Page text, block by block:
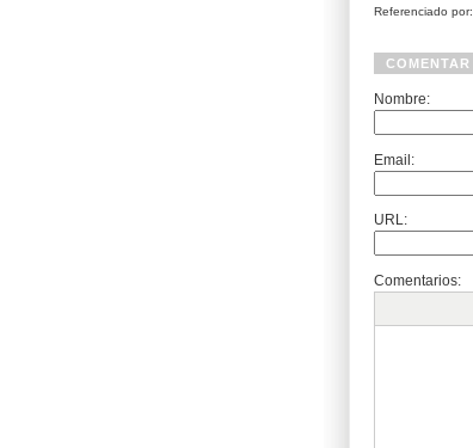
Referenciado por:
COMENTAR
Nombre:
Email:
URL:
Comentarios: